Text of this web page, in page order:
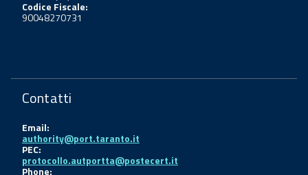
Codice Fiscale:
90048270731
Contatti
Email:
authority@port.taranto.it
PEC:
protocollo.autportta@postecert.it
Phone: